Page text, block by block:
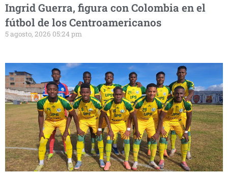
Ingrid Guerra, figura con Colombia en el
fútbol de los Centroamericanos
5 agosto, 2026 05:24 pm